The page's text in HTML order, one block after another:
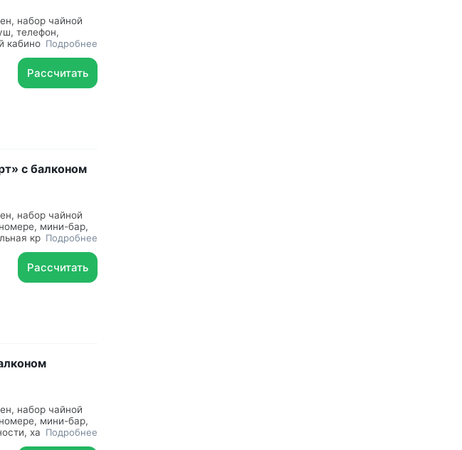
набор чайной
телефон,
кабиной, ванные
шкаф,
с гладильной
Подробнее
Рассчитать
с балконом
набор чайной
мини-бар,
кровать,
набор
Подробнее
Рассчитать
набор чайной
мини-бар,
халат,Подробнее